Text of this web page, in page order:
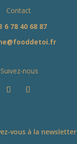
Contact
6 78 40 68 87
Suivez-nous
vous à la newsletter